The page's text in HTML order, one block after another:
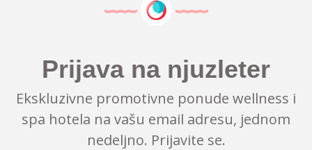
Prijava na njuzleter
Ekskluzivne promotivne ponude wellness i
spa hotela na vašu email adresu, jednom
nedeljno. Prijavite se.